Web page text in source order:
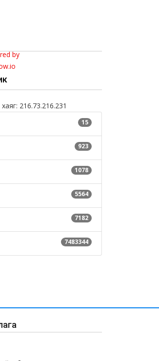
Ажлын байрны зар
2025-08-25
216.73.216.231
15
923
1078
5564
7182
7483344